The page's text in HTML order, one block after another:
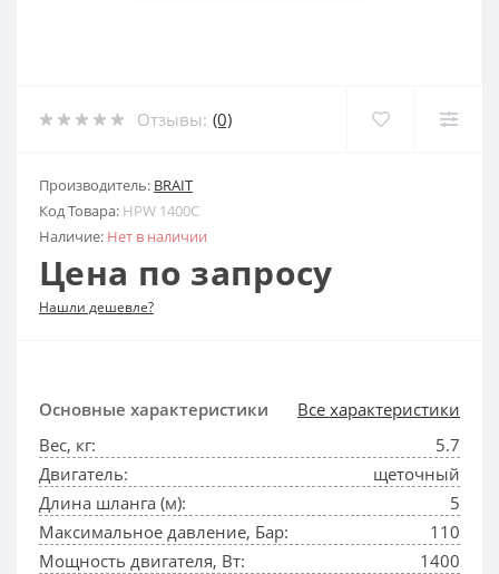
Отзывы: (0)
Производитель: BRAIT
Код Товара: HPW 1400C
Наличие: Нет в наличии
Цена по запросу
Нашли дешевле?
Основные характеристики
Все характеристики
Вес, кг:
5.7
Двигатель:
щеточный
Длина шланга (м):
5
Максимальное давление, Бар:
110
Мощность двигателя, Вт:
1400